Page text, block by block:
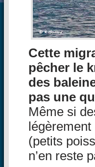
Cette
pêcher le
des
pas une
Même si
(petits
n’en reste